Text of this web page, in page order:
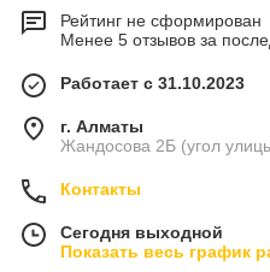
Рейтинг не сформирован
Менее 5 отзывов за
Работает с 31.10.2023
г. Алматы
Жандосова 2Б (угол
Контакты
Сегодня выходной
Показать весь график